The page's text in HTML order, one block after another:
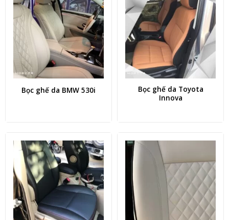
Bọc ghế da BMW 530i
Bọc ghế da Toyota
Innova